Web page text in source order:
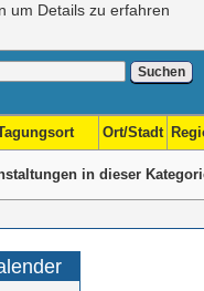
um Details zu erfahren
Suchen
Ort/Stadt
in dieser